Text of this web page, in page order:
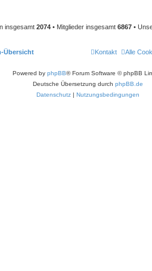
insgesamt 2074 • Mitglieder insgesamt 6867 •
Übersicht Alle
Kontakt
Powered by phpBB® Forum Software © phpBB
Deutsche Übersetzung durch phpBB.de
Datenschutz | Nutzungsbedingungen